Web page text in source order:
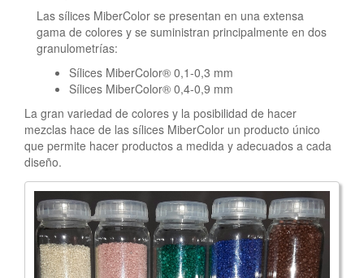
Las sílices MiberColor se presentan en una extensa
gama de colores y se suministran principalmente en dos
granulometrías:
Sílices MiberColor® 0,1-0,3 mm
Sílices MiberColor® 0,4-0,9 mm
La gran variedad de colores y la posibilidad de hacer
mezclas hace de las sílices MiberColor un producto único
que permite hacer productos a medida y adecuados a cada
diseño.